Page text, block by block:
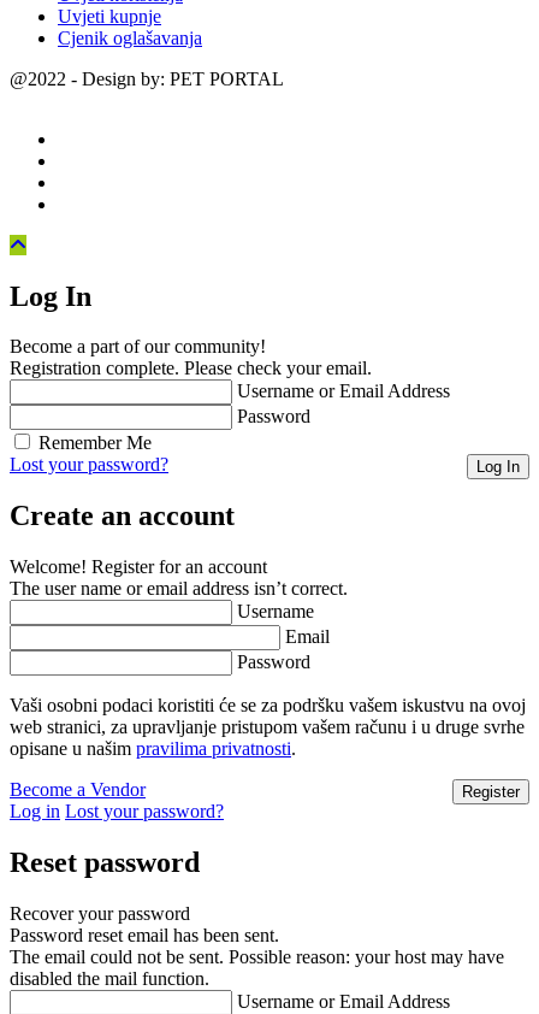
Uvjeti kupnje
Cjenik oglašavanja
@2022 - Design by: PET PORTAL
Log In
Become a part of our community!
Registration complete. Please check your email.
Username or Email Address
Password
Remember Me
Lost your password?
Create an account
Welcome! Register for an account
The user name or email address isn’t correct.
Username
Email
Password
Vaši osobni podaci koristiti će se za podršku vašem iskustvu na ovoj
web stranici, za upravljanje pristupom vašem računu i u druge svrhe
opisane u našim pravilima privatnosti.
Become a Vendor
Log in Lost your password?
Reset password
Recover your password
Password reset email has been sent.
The email could not be sent. Possible reason: your host may have
disabled the mail function.
Username or Email Address